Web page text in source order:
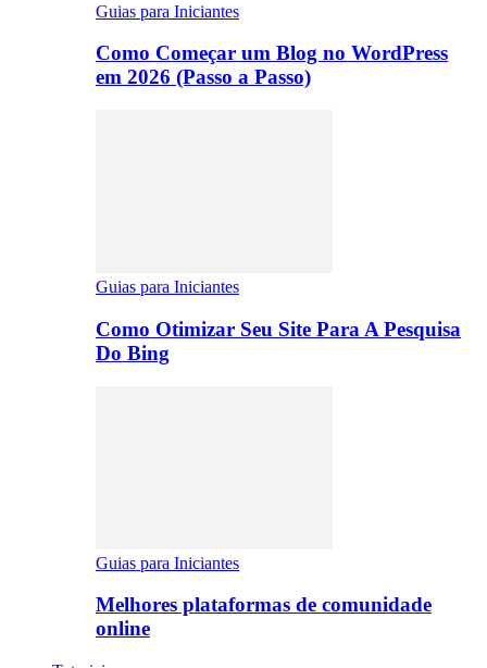
Guias para Iniciantes
Como Começar um Blog no WordPress
em 2026 (Passo a Passo)
Guias para Iniciantes
Como Otimizar Seu Site Para A Pesquisa
Do Bing
Guias para Iniciantes
Melhores plataformas de comunidade
online